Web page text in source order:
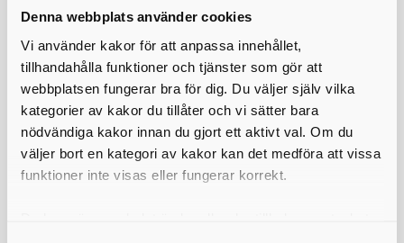
Denna webbplats använder cookies
Vi använder kakor för att anpassa innehållet,
tillhandahålla funktioner och tjänster som gör att
webbplatsen fungerar bra för dig. Du väljer själv vilka
kategorier av kakor du tillåter och vi sätter bara
nödvändiga kakor innan du gjort ett aktivt val. Om du
väljer bort en kategori av kakor kan det medföra att vissa
funktioner inte visas eller fungerar korrekt.
Din e-postadress
*Ämne
*Meddelande